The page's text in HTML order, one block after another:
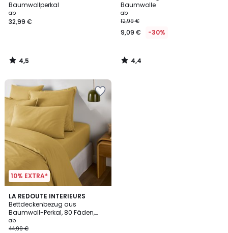
Baumwollperkal
ab
32,99 €
4,5
/
Baumwolle
ab
12,99 €
9,09 € -30%
4,4
/
10% EXTRA*
LA REDOUTE INTERIEURS
Bettdeckenbezug aus
Baumwoll-Perkal, 80 Fäden,
Scenario
ab
44,99 €
4,3
/ 5
3
Farben